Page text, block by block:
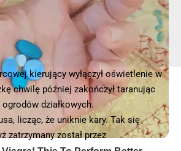
kierujący wyłączył oświetlenie w
chwilę później zakończył taranując
działkowych.
licząc, że uniknie kary. Tak się
zatrzymany został przez